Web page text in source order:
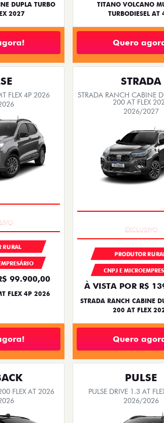
DUPLA TURBO
2027
TITANO VOLCANO
TURBODIESEL AT
Quero
FLEX 4P 2026
RURAL
99.900,00
FLEX 4P 2026
STRADA
STRADA RANCH CABINE
200 AT FLEX
2026/2027
PRODUTOR
CNPJ E
À VISTA POR R$
STRADA RANCH CABINE
200 AT FLEX
Quero
FLEX AT 2026
PULSE
PULSE DRIVE 1.3 AT
2026/2026